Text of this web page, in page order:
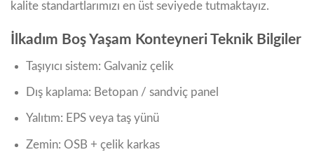
kalite standartlarımızı en üst seviyede tutmaktayız.
İlkadım Boş Yaşam Konteyneri Teknik Bilgiler
Taşıyıcı sistem: Galvaniz çelik
Dış kaplama: Betopan / sandviç panel
Yalıtım: EPS veya taş yünü
Zemin: OSB + çelik karkas